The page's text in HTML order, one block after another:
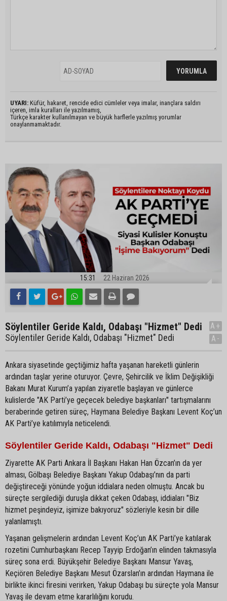
UYARI: Küfür, hakaret, rencide edici cümleler veya imalar, inançlara saldırı
içeren, imla kuralları ile yazılmamış,
Türkçe karakter kullanılmayan ve büyük harflerle yazılmış yorumlar
onaylanmamaktadır.
15:31 22 Haziran 2026
Söylentiler Geride Kaldı, Odabaşı "Hizmet" Dedi
Söylentiler Geride Kaldı, Odabaşı "Hizmet" Dedi
A+
A-
Ankara siyasetinde geçtiğimiz hafta yaşanan hareketli günlerin
ardından taşlar yerine oturuyor. Çevre, Şehircilik ve İklim Değişikliği
Bakanı Murat Kurum’a yapılan ziyaretle başlayan ve günlerce
kulislerde "AK Parti’ye geçecek belediye başkanları" tartışmalarını
beraberinde getiren süreç, Haymana Belediye Başkanı Levent Koç’un
AK Parti’ye katılımıyla neticelendi.
Söylentiler Geride Kaldı, Odabaşı "Hizmet" Dedi
Ziyarette AK Parti Ankara İl Başkanı Hakan Han Özcan’ın da yer
alması, Gölbaşı Belediye Başkanı Yakup Odabaşı’nın da parti
değiştireceği yönünde yoğun iddialara neden olmuştu. Ancak bu
süreçte sergilediği duruşla dikkat çeken Odabaşı, iddiaları "Biz
hizmet peşindeyiz, işimize bakıyoruz" sözleriyle kesin bir dille
yalanlamıştı.
Yaşanan gelişmelerin ardından Levent Koç’un AK Parti’ye katılarak
rozetini Cumhurbaşkanı Recep Tayyip Erdoğan’ın elinden takmasıyla
süreç sona erdi. Büyükşehir Belediye Başkanı Mansur Yavaş,
Keçiören Belediye Başkanı Mesut Özarslan’ın ardından Haymana ile
birlikte ikinci firesini verirken, Yakup Odabaşı bu süreçte yola Mansur
Yavaş ile devam etme kararlılığını korudu.